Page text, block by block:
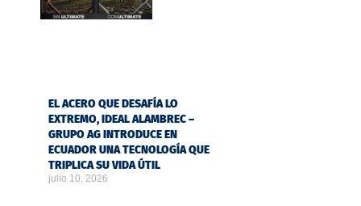
EL ACERO QUE DESAFÍA LO
EXTREMO, IDEAL ALAMBREC –
GRUPO AG INTRODUCE EN
ECUADOR UNA TECNOLOGÍA QUE
TRIPLICA SU VIDA ÚTIL
julio 10, 2026